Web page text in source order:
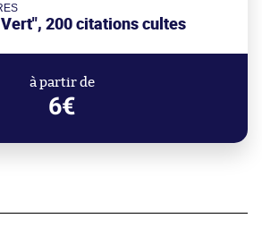
200 citations cultes
à partir de
6€